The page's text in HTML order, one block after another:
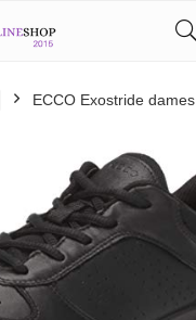
ECCO Exostride